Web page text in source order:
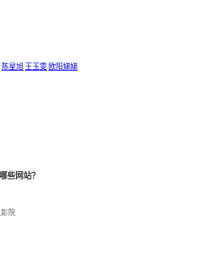
陈星旭 王玉雯 欧阳娣娣
些网站？
院